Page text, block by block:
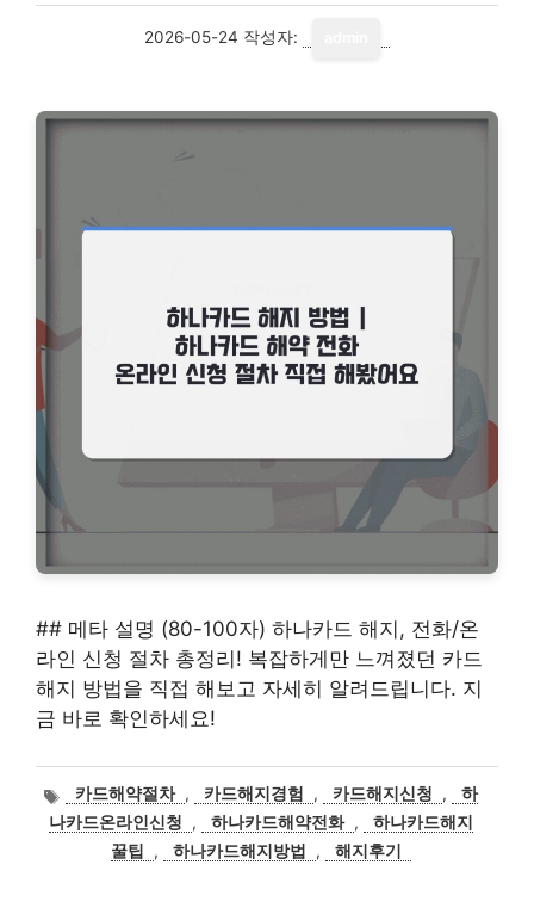
2026-05-24 작성자:
## 메타 설명 (80-100자) 하나카드 해지, 전화/온
라인 신청 절차 총정리! 복잡하게만 느껴졌던 카드
해지 방법을 직접 해보고 자세히 알려드립니다. 지
금 바로 확인하세요!
태
그
카드해약절차 , 카드해지경험 , 카드해지신청 ,
하
나카드온라인신청
, 하나카드해약전화 ,
하나카드해지
꿀팁
, 하나카드해지방법 , 해지후기